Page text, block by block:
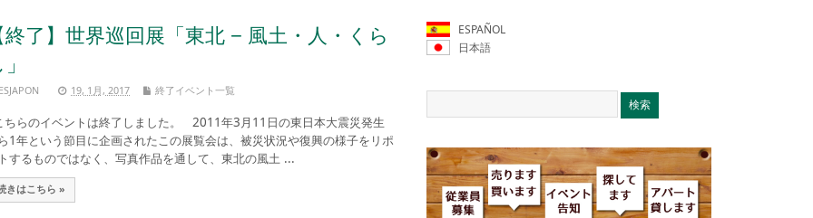
終了】世界巡回展「東北 − 風土・人・くら
19, 1月, 2017 終了イベント一覧
らのイベントは終了しました。 2011年3月11日の東日本大震災発生
1年という節目に企画されたこの展覧会は、被災状況や復興の様子をリポ
するものではなく、写真作品を通して、東北の風土 ...
きはこちら »
ESPAÑOL
日本語